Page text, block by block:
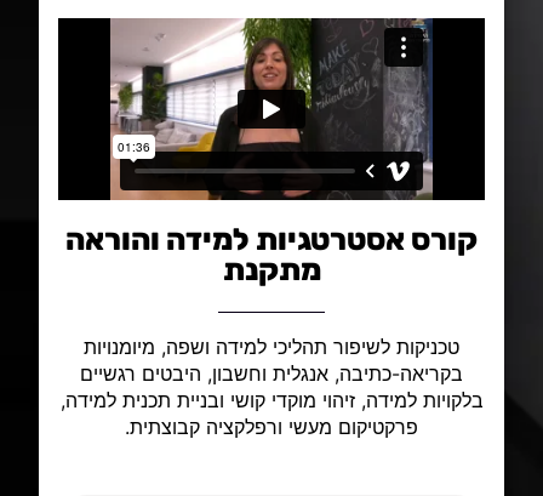
קורס אסטרטגיות למידה והוראה
מתקנת
טכניקות לשיפור תהליכי למידה ושפה, מיומנויות
בקריאה-כתיבה, אנגלית וחשבון, היבטים רגשיים
בלקויות למידה, זיהוי מוקדי קושי ובניית תכנית למידה,
פרקטיקום מעשי ורפלקציה קבוצתית.